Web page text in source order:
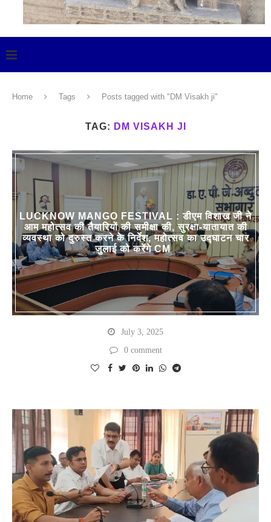
Home Tags Posts tagged with "DM Visakh ji"
TAG: DM VISAKH JI
LUCKNOW MANGO FESTIVAL : डीएम विशाख जी ने
आम महोत्सव की तैयारियों की समीक्षा की, सुरक्षा-यातायात की
व्यवस्था को दुरुस्त करने के निर्देश, महोत्सव का उद्घाटन चार
जुलाई को करेंगे CM
July 3, 2025
0 comment